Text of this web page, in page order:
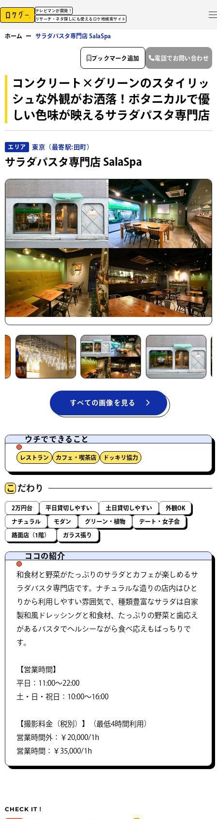
テレビマンが開発！
リサーチ・ネタ探しにも使えるロケ地検索サイト
ホーム ー サラダパスタ専門店 SalaSpa
コンクリート×グリーンのスタイリッ
シュな外観がお洒落！ボタニカルで優
しい色味が映えるサラダパスタ専門店
エリア 東京（最寄駅:田町）
サラダパスタ専門店 SalaSpa
すべての画像を見る
ウチでできること
レストラン カフェ・喫茶店 ドッキリ協力
こ だわり
2万円台 平日貸切しやすい 土日貸切しやすい 外観OK
ナチュラル モダン グリーン・植物 デート・女子会
路面店（1階） ガラス張り
ココの紹介
和食材と野菜がたっぷりのサラダとカフェが楽しめるサ
ラダパスタ専門店です。ナチュラルな造りの店内はひと
りから利用しやすい雰囲気で、種類豊富なサラダは自家
製和風ドレッシングと和食材、たっぷりの野菜と歯応え
があるパスタでヘルシーながら食べ応えもばっちりで
す。
【営業時間】
平日：11:00〜22:00
土・日・祝日：10:00〜16:00
【撮影料金（税別）】（最低4時間利用）
営業時間外：￥20,000/1h
営業時間：￥35,000/1h
ブックマーク追加 電話でお問い合わせ